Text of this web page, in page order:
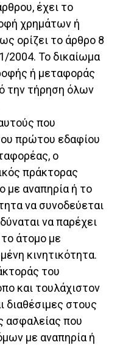
έχει το
χρημάτων ή
ορίζει το άρθρο 8
2004. Το δικαίωμα
ή μεταφοράς
την τήρηση όλων
που
πρώτου εδαφίου
ο
πράκτορας
με αναπηρία ή το
να συνοδεύεται
να παρέχει
άτομο με
κινητικότητα.
του
και τουλάχιστον
διαθέσιμες στους
ασφαλείας που
με αναπηρία ή